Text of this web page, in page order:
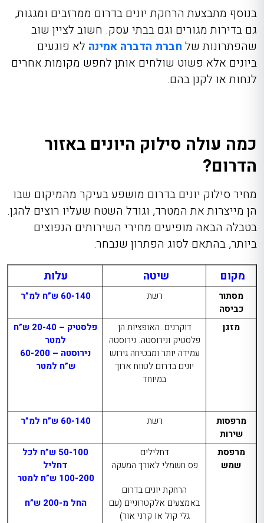
בנוסף מתבצעת הרחקת יונים בדרום ממרזבים ומגגות,
גם בדירות מגורים וגם בבתי עסק. חשוב לציין שוב
שהפתרונות של חברת הדברה אמינה לא פוגעים
ביונים אלא פשוט שולחים אותן לחפש מקומות אחרים
לנחות או לקנן בהם.
כמה עולה סילוק היונים באזור
הדרום?
מחיר סילוק יונים בדרום מושפע בעיקר מהמיקום שבו
הן מייצרות את המטרד, וגודל השטח שעליו רוצים להגן.
בטבלה הבאה מופיעים מחירי השירותים הנפוצים
ביותר, בהתאם לסוג הפתרון שנבחר:
מקום
שיטה עלות
מסתור
כביסה
רשת 60-140 ש”ח למ”ר
מזגן
דוקרנים. האופציות הן
פלסטיק ונירוסטה. נירוסטה
עמידה יותר ומבטיחה גירוש
יונים בדרום לטווח ארוך
במיוחד
פלסטיק – 20-40 ש”ח
למטר
נירוסטה – 60-200
ש”ח למטר
מרפסות
שירות
רשת 60-140 ש”ח למ”ר
מרפסת
שמש
דחלילים
פס חשמלי לאורך המעקה
הרחקת יונים בדרום
באמצעים אלקטרוניים (עם
גלי קול או קרני אור)
50-100 ש”ח לכל
דחליל
100-200 ש”ח למטר
החל מ-200 ש”ח